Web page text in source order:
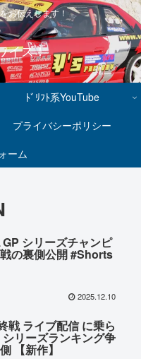
お伝えします！
イズ！
ﾄﾞﾘﾌﾄ系YouTube
プライバシーポリシー
ーム
シリーズチャンピ
の裏側公開 #Shorts
2025.12.10
戦 ライブ配信 に乗ら
リーズランキング争
【新作】